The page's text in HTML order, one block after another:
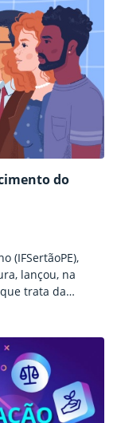
do
(IFSertãoPE),
lançou, na
trata da
Projetos e